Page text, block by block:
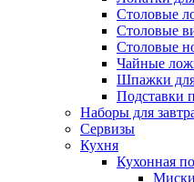
Столовые
Столовые
Столовые
Чайные
Шпажки
Подставки
Наборы для
Сервизы
Кухня
Кухонная